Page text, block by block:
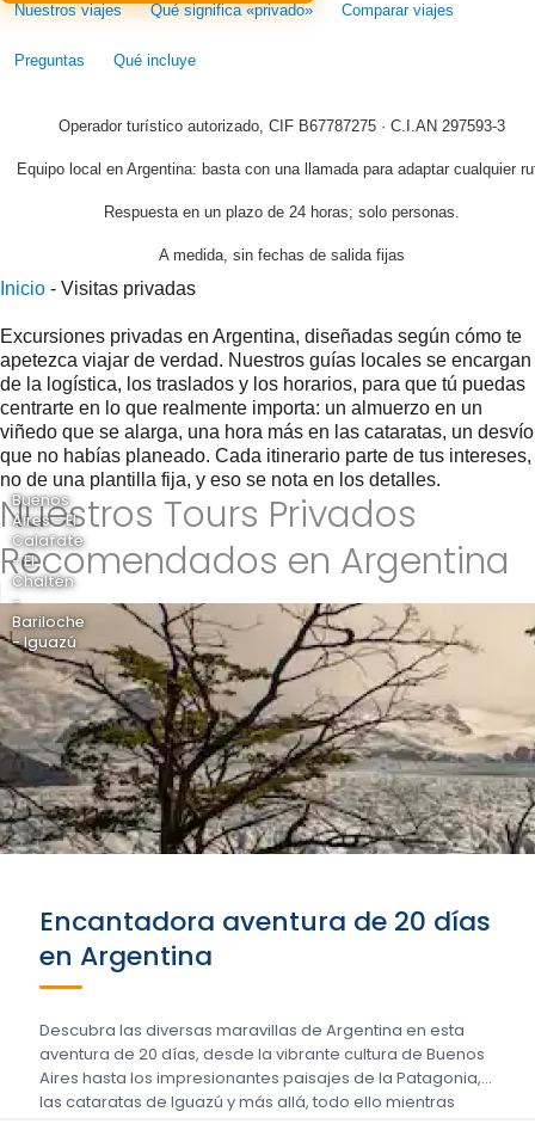
Nuestros viajes Qué significa «privado» Comparar viajes
Preguntas Qué incluye
Operador turístico autorizado, CIF B67787275 · C.I.AN 297593-3
Equipo local en Argentina: basta con una llamada para adaptar cualquier
Respuesta en un plazo de 24 horas; solo personas.
A medida, sin fechas de salida fijas
Inicio - Visitas privadas
Excursiones privadas en Argentina, diseñadas según cómo te
apetezca viajar de verdad. Nuestros guías locales se encargan
de la logística, los traslados y los horarios, para que tú puedas
centrarte en lo que realmente importa: un almuerzo en un
viñedo que se alarga, una hora más en las cataratas, un desvío
que no habías planeado. Cada itinerario parte de tus intereses,
no de una plantilla fija, y eso se nota en los detalles.
Nuestros Tours Privados
Recomendados en Argentina
Buenos
Aires - El
Calafate
- El
Chaltén
-
Bariloche
- Iguazú
Encantadora aventura de 20 días
en Argentina
Descubra las diversas maravillas de Argentina en esta
aventura de 20 días, desde la vibrante cultura de Buenos
Aires hasta los impresionantes paisajes de la Patagonia,
las cataratas de Iguazú y más allá, todo ello mientras